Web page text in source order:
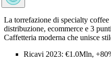
La torrefazione di specialty
distribuzione, ecommerce e 3
Caffetteria moderna che unisce
Ricavi 2023: €1.0Mln,